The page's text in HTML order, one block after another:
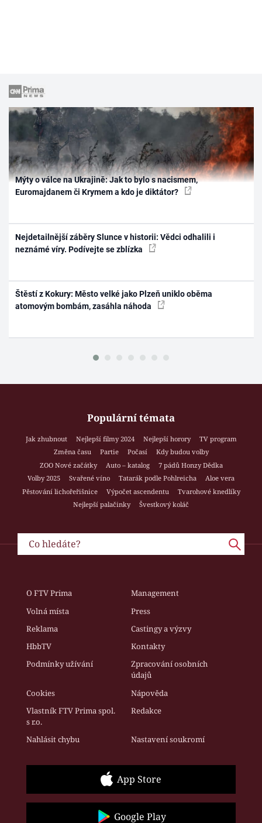
Mýty o válce na Ukrajině: Jak to bylo s nacismem,
Euromajdanem či Krymem a kdo je diktátor?
Nejdetailnější záběry Slunce v historii: Vědci odhalili i
neznámé víry. Podívejte se zblízka
Štěstí z Kokury: Město velké jako Plzeň uniklo oběma
atomovým bombám, zasáhla náhoda
Populární témata
Jak zhubnout Nejlepší filmy 2024 Nejlepší horory
TV program
Změna času
Partie Počasí
Kdy budou volby
ZOO Nové začátky
Auto – katalog
7 pádů Honzy Dědka
Volby 2025
Svařené víno Tatarák podle Pohlreicha
Aloe vera
Pěstování lichořeřišnice
Výpočet ascendentu
Tvarohové knedlíky
Nejlepší palačinky
Švestkový koláč
O FTV Prima
Management
Volná místa
Press
Reklama
Castingy a výzvy
HbbTV
Kontakty
Podmínky užívání
Zpracování osobních
údajů
Cookies
Nápověda
Vlastník FTV Prima spol.
s r.o.
Redakce
Nahlásit chybu Nastavení soukromí
App Store
Google Play